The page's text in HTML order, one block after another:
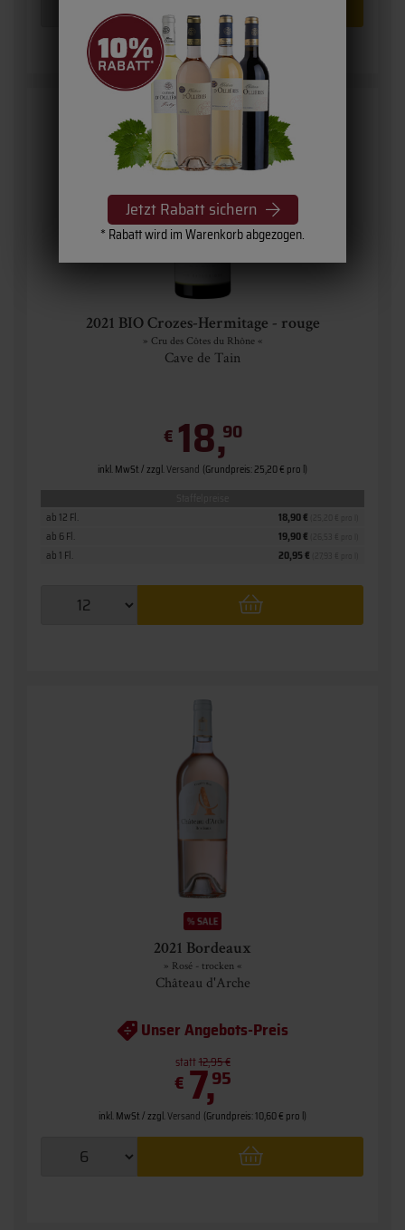
Jetzt Rabatt sichern
* Rabatt wird im Warenkorb abgezogen.
2021 BIO Crozes-Hermitage - rouge
» Cru des Côtes du Rhône «
Cave de Tain
€ 18,90
inkl. MwSt. / zzgl.Versand (Grundpreis: 25,20 € pro l)
ab 1 Fl. 20,95 €
ab 6 Fl. 19,90 €
ab 12 Fl. 18,90 €
2021 Bordeaux
» Rosé - trocken «
Château d'Arche
Unser Angebots-Preis
statt12,95 €
€ 7,95
inkl. MwSt. / zzgl.Versand (Grundpreis: 10,60 € pro l)